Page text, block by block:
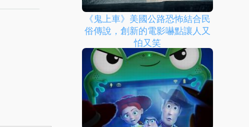
《鬼上車》美國公路恐怖結合民
俗傳說，創新的電影嚇點讓人又
怕又笑